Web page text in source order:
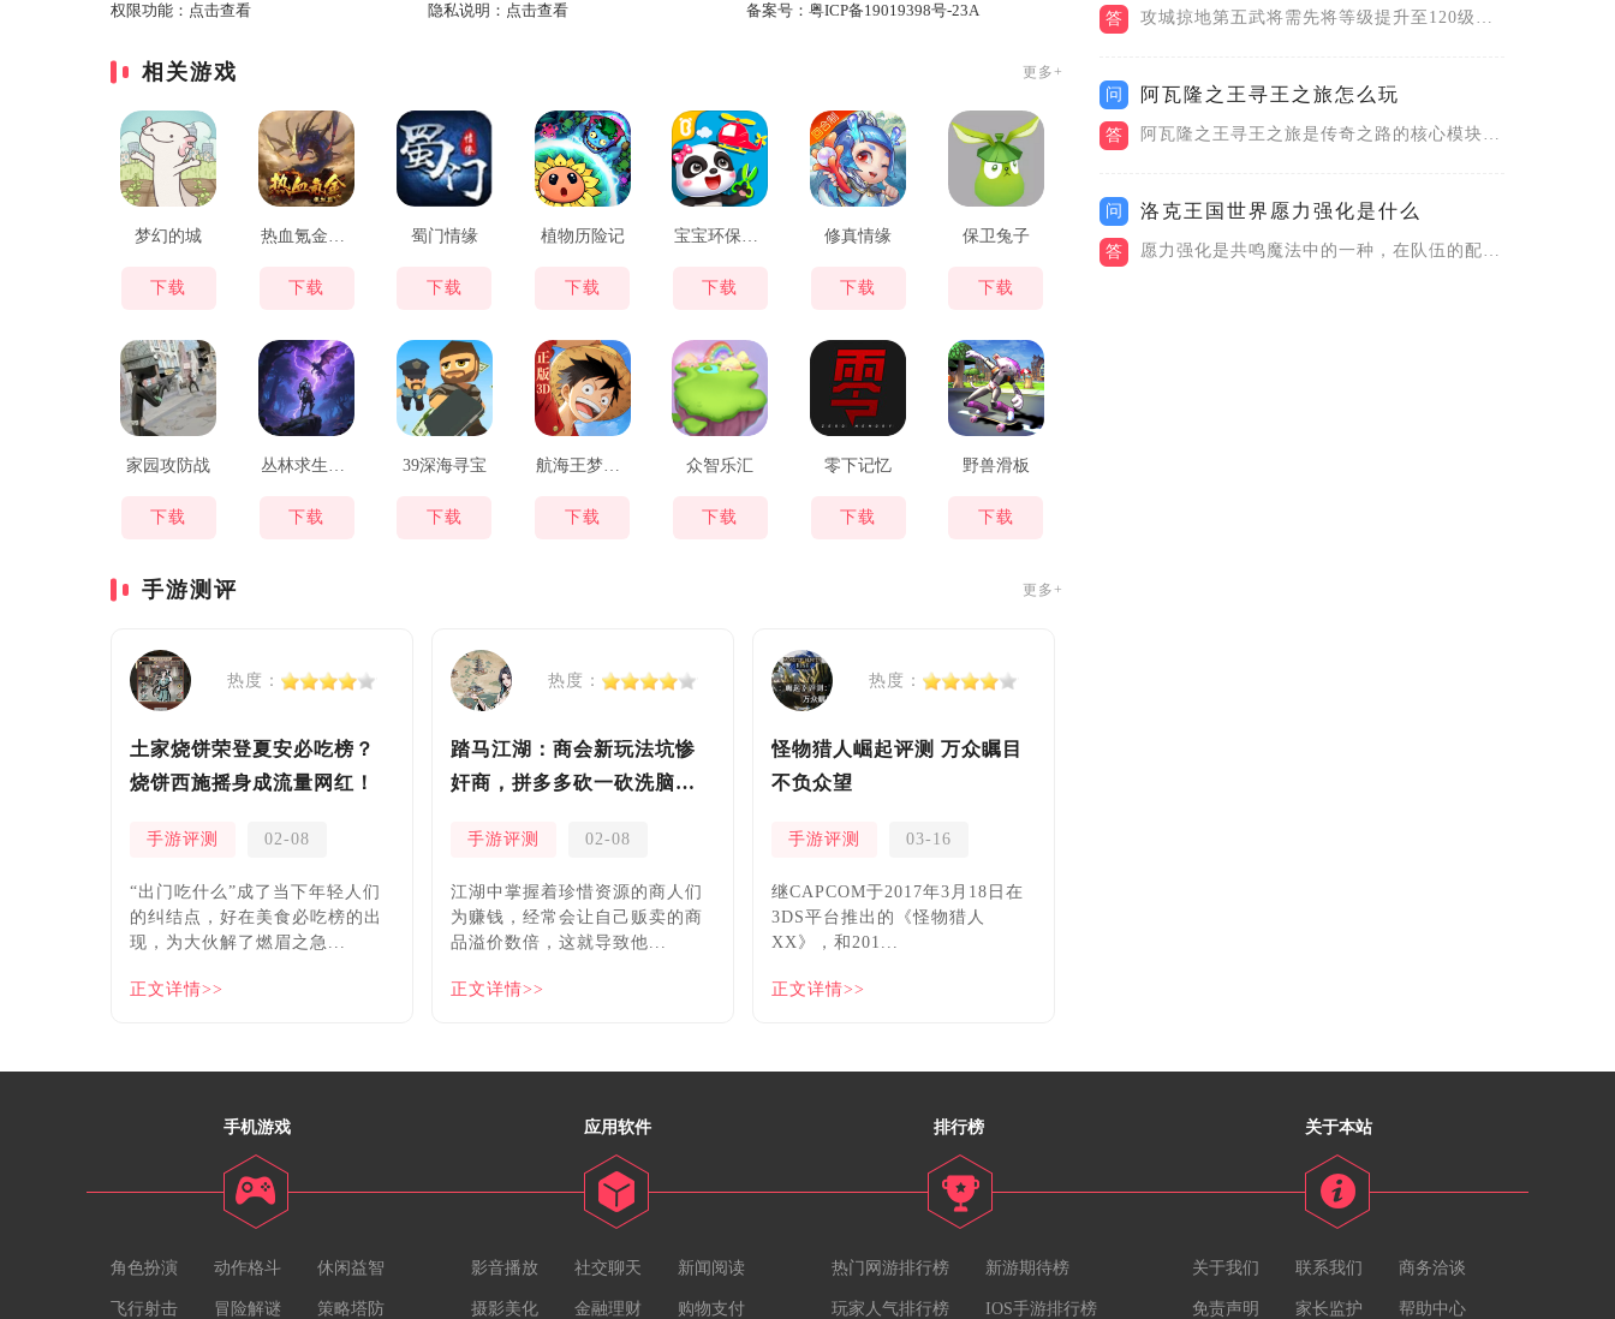
权限功能： 点击查看 隐私说明： 点击查看 备案号： 粤ICP备19019398号-23A
相关游戏 更多+
梦幻的城
下载
热血氪金模拟器
下载
蜀门情缘
下载
植物历险记
下载
宝宝环保手工
下载
修真情缘
下载
保卫兔子
下载
家园攻防战
下载
丛林求生攻略
下载
39深海寻宝
下载
航海王梦想指针
下载
众智乐汇
下载
零下记忆
下载
野兽滑板
下载
手游测评 更多+
热度：
土家烧饼荣登夏安必吃榜？
烧饼西施摇身成流量网红！
手游评测 02-08
“出门吃什么”成了当下年轻人们
的纠结点，好在美食必吃榜的出
现，为大伙解了燃眉之急...
正文详情>>
热度：
踏马江湖：商会新玩法坑惨
奸商，拼多多砍一砍洗脑夏
手游评测 02-08
​江湖中掌握着珍惜资源的商人们
为赚钱，经常会让自己贩卖的商
品溢价数倍，这就导致他...
正文详情>>
热度：
怪物猎人崛起评测 万众瞩目
不负众望
手游评测 03-16
继CAPCOM于2017年3月18日在
3DS平台推出的《怪物猎人
XX》，和201...
正文详情>>
答 攻城掠地第五武将需先将等级提升至120级，再研发科技树中的招...
问 阿瓦隆之王寻王之旅怎么玩
答 阿瓦隆之王寻王之旅是传奇之路的核心模块，需从城市地图右下角进...
问 洛克王国世界愿力强化是什么
答 愿力强化是共鸣魔法中的一种，在队伍的配置中修改，当前一共有两...
手机游戏
角色扮演 动作格斗 休闲益智
飞行射击 冒险解谜 策略塔防
应用软件
影音播放 社交聊天 新闻阅读
摄影美化 金融理财 购物支付
排行榜
热门网游排行榜 新游期待榜
玩家人气排行榜 IOS手游排行榜
关于本站
关于我们 联系我们 商务洽谈
免责声明 家长监护 帮助中心